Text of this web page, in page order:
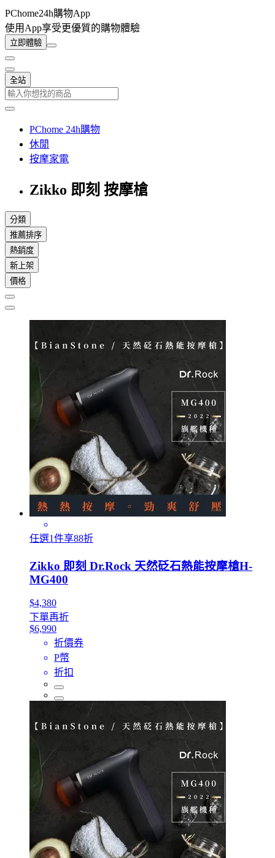
PChome24h購物App
使用App享受更優質的購物體驗
立即體驗
全站
PChome 24h購物
休閒
按摩家電
Zikko 即刻 按摩槍
分類
推薦排序
熱銷度
新上架
價格
任選1件享88折
Zikko 即刻 Dr.Rock 天然砭石熱能按摩槍H-
MG400
$4,380
下單再折
$6,990
折價券
P幣
折扣